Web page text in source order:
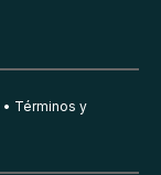
Términos y